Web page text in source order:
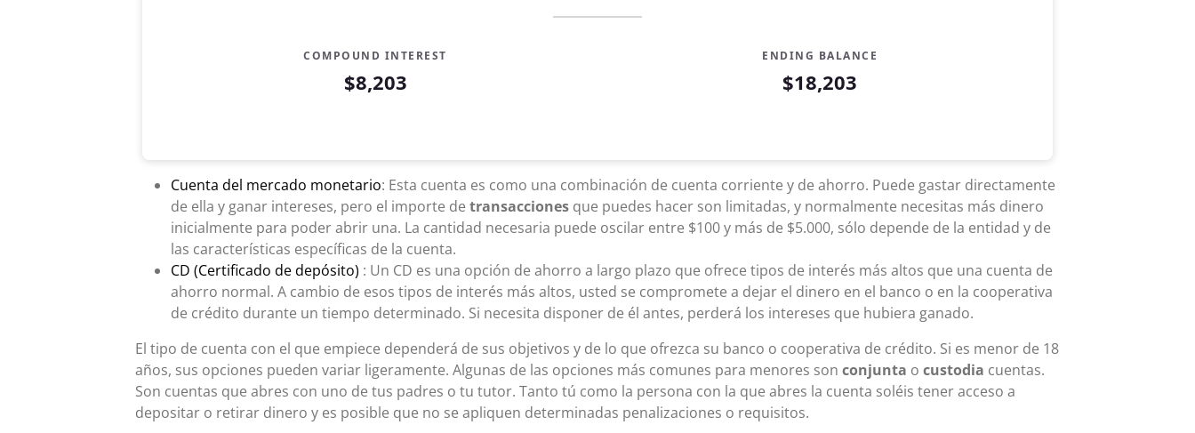
COMPOUND INTEREST
$8,203
ENDING BALANCE
$18,203
0 $10,000
$10,000
$10,400
$10,407
$10,800
$10,831
$11,200
$11,272
4
$11,600
$11,731
$12,000
$12,209
$12,400
$12,707
7
$12,800
$13,225
8
$13,200
$13,763
9
$13,600
$14,324
10
$14,000
$14,908
Cuenta del mercado monetario: Esta cuenta es como una combinación de cuenta corriente y de ahorro. Puede gastar directamente
de ella y ganar intereses, pero el importe de transaccionesque puedes hacer son limitadas, y normalmente necesitas más dinero
inicialmente para poder abrir una. La cantidad necesaria puede oscilar entre $100 y más de $5.000, sólo depende de la entidad y de
las características específicas de la cuenta.
CD (Certificado de depósito) : Un CD es una opción de ahorro a largo plazo que ofrece tipos de interés más altos que una cuenta de
ahorro normal. A cambio de esos tipos de interés más altos, usted se compromete a dejar el dinero en el banco o en la cooperativa
de crédito durante un tiempo determinado. Si necesita disponer de él antes, perderá los intereses que hubiera ganado.
El tipo de cuenta con el que empiece dependerá de sus objetivos y de lo que ofrezca su banco o cooperativa de crédito. Si es menor de 18
años, sus opciones pueden variar ligeramente. Algunas de las opciones más comunes para menores son conjunta o custodia cuentas.
Son cuentas que abres con uno de tus padres o tu tutor. Tanto tú como la persona con la que abres la cuenta soléis tener acceso a
depositar o retirar dinero y es posible que no se apliquen determinadas penalizaciones o requisitos.